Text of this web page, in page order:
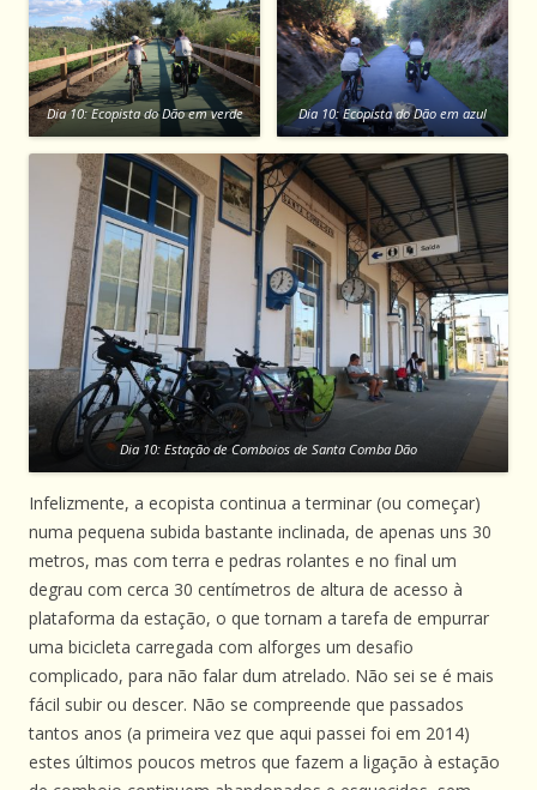
Dia 10: Ecopista do Dão em verde Dia 10: Ecopista do Dão em azul
Dia 10: Estação de Comboios de Santa Comba Dão
Infelizmente, a ecopista continua a terminar (ou começar)
numa pequena subida bastante inclinada, de apenas uns 30
metros, mas com terra e pedras rolantes e no final um
degrau com cerca 30 centímetros de altura de acesso à
plataforma da estação, o que tornam a tarefa de empurrar
uma bicicleta carregada com alforges um desafio
complicado, para não falar dum atrelado. Não sei se é mais
fácil subir ou descer. Não se compreende que passados
tantos anos (a primeira vez que aqui passei foi em 2014)
estes últimos poucos metros que fazem a ligação à estação